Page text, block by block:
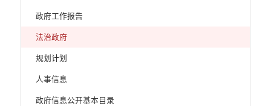
政府工作报告
法治政府
规划计划
人事信息
政府信息公开基本目录